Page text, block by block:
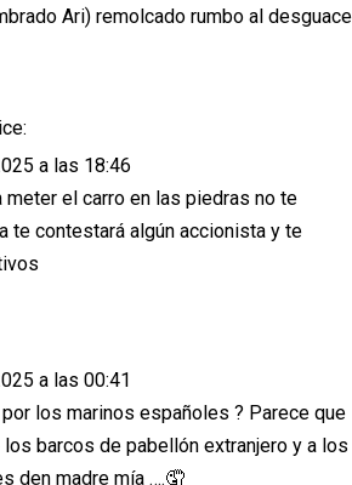
Ari) remolcado rumbo al desguace
a las 18:46
meter el carro en las piedras no te
te contestará algún accionista y te
a las 00:41
por los marinos españoles ? Parece que
barcos de pabellón extranjero y a los
den madre mía ….🤦